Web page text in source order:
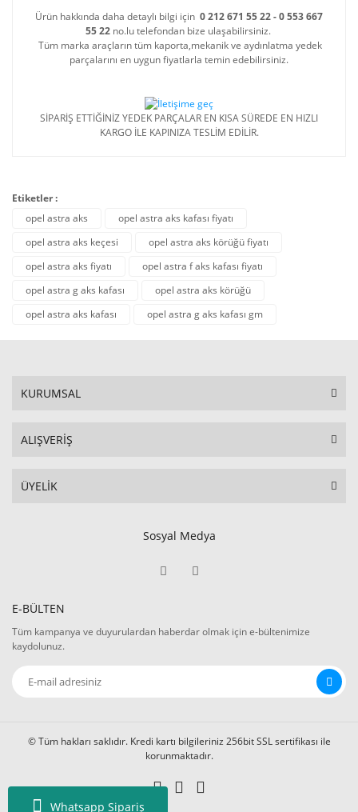
Whatsapp Sipariş
Ürün hakkında daha detaylı bilgi için 0 212 671 55 22 - 0 553 667
55 22no.lu telefondan bize ulaşabilirsiniz.
Tüm marka araçların tüm kaporta,mekanik ve aydınlatma yedek
parçalarını en uygun fiyatlarla temin edebilirsiniz.
SİPARİŞ ETTİĞİNİZ YEDEK PARÇALAR EN KISA SÜREDE EN HIZLI
KARGO İLE KAPINIZA TESLİM EDİLİR.
Etiketler :
opel astra aks
opel astra aks kafası fiyatı
opel astra aks keçesi
opel astra aks körüğü fiyatı
opel astra aks fiyatı
opel astra f aks kafası fiyatı
opel astra g aks kafası
opel astra aks körüğü
opel astra aks kafası
opel astra g aks kafası gm
KURUMSAL
ALIŞVERİŞ
ÜYELİK
Sosyal Medya
E-BÜLTEN
Tüm kampanya ve duyurulardan haberdar olmak için e-bültenimize
kaydolunuz.
© Tüm hakları saklıdır. Kredi kartı bilgileriniz 256bit SSL sertifikası ile
korunmaktadır.